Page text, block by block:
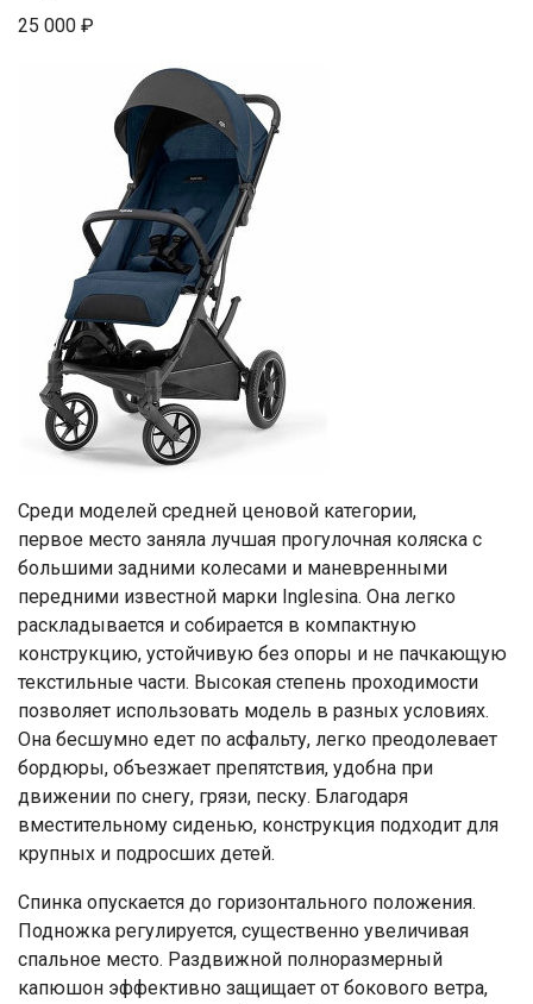
25 000 ₽
Среди моделей средней ценовой категории,
первое место заняла лучшая прогулочная коляска с
большими задними колесами и маневренными
передними известной марки Inglesina. Она легко
раскладывается и собирается в компактную
конструкцию, устойчивую без опоры и не пачкающую
текстильные части. Высокая степень проходимости
позволяет использовать модель в разных условиях.
Она бесшумно едет по асфальту, легко преодолевает
бордюры, объезжает препятствия, удобна при
движении по снегу, грязи, песку. Благодаря
вместительному сиденью, конструкция подходит для
крупных и подросших детей.
Спинка опускается до горизонтального положения.
Подножка регулируется, существенно увеличивая
спальное место. Раздвижной полноразмерный
капюшон эффективно защищает от бокового ветра,